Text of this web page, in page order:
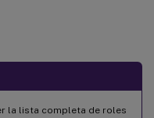
la lista completa de roles